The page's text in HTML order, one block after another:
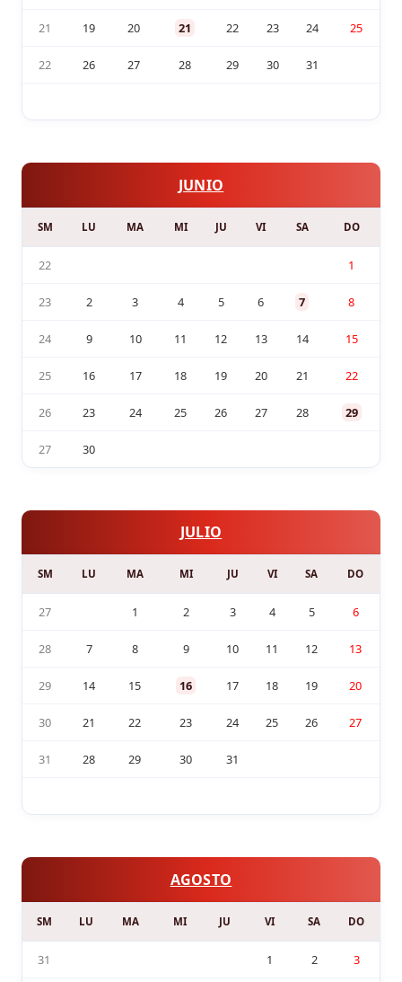
21 19 20 21 22 23 24 25
22 26 27 28 29 30 31
JUNIO
SM LU MA MI JU VI SA DO
22 1
23 2 3 4 5 6 7 8
24 9 10 11 12 13 14 15
25 16 17 18 19 20 21 22
26 23 24 25 26 27 28 29
27 30
JULIO
SM LU MA MI JU VI SA DO
27 1 2 3 4 5 6
28 7 8 9 10 11 12 13
29 14 15 16 17 18 19 20
30 21 22 23 24 25 26 27
31 28 29 30 31
AGOSTO
SM LU MA MI JU VI SA DO
31 1 2 3